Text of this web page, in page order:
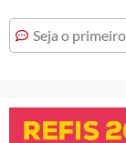
Seja o